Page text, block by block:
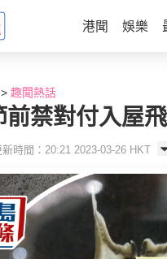
港聞 娛樂
趣聞熱話
前禁對付入屋
新時間：20:21 2023-03-26 HKT